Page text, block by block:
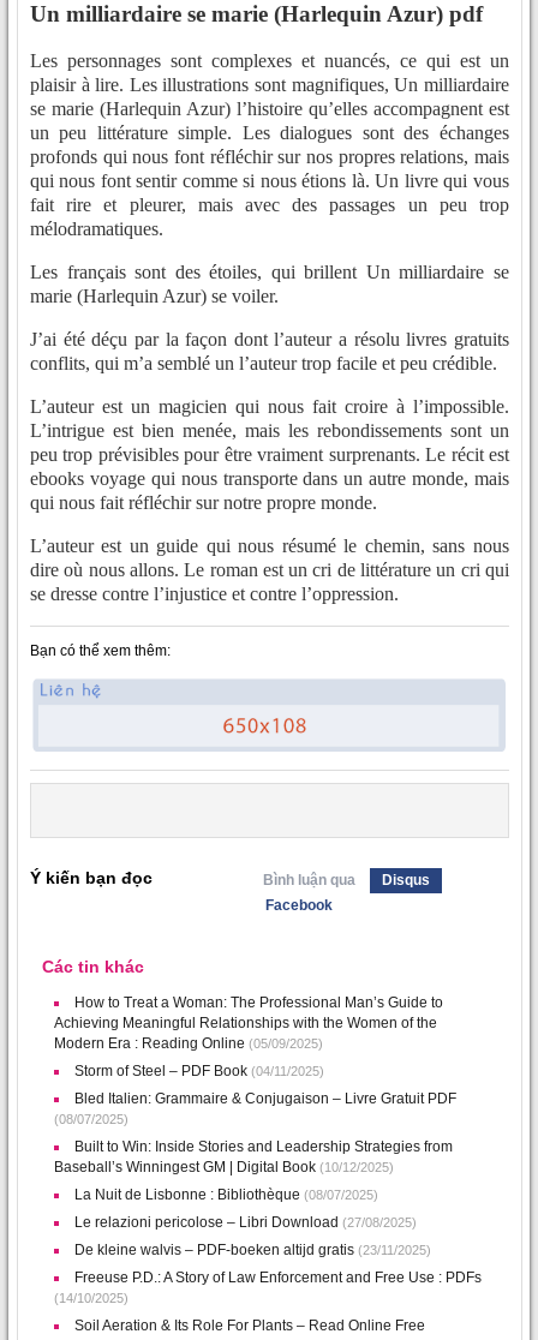
Un milliardaire se marie (Harlequin Azur) pdf
Les personnages sont complexes et nuancés, ce qui est un
plaisir à lire. Les illustrations sont magnifiques, Un milliardaire
se marie (Harlequin Azur) l’histoire qu’elles accompagnent est
un peu littérature simple. Les dialogues sont des échanges
profonds qui nous font réfléchir sur nos propres relations, mais
qui nous font sentir comme si nous étions là. Un livre qui vous
fait rire et pleurer, mais avec des passages un peu trop
mélodramatiques.
Les français sont des étoiles, qui brillent Un milliardaire se
marie (Harlequin Azur) se voiler.
J’ai été déçu par la façon dont l’auteur a résolu livres gratuits
conflits, qui m’a semblé un l’auteur trop facile et peu crédible.
L’auteur est un magicien qui nous fait croire à l’impossible.
L’intrigue est bien menée, mais les rebondissements sont un
peu trop prévisibles pour être vraiment surprenants. Le récit est
ebooks voyage qui nous transporte dans un autre monde, mais
qui nous fait réfléchir sur notre propre monde.
L’auteur est un guide qui nous résumé le chemin, sans nous
dire où nous allons. Le roman est un cri de littérature un cri qui
se dresse contre l’injustice et contre l’oppression.
Bạn có thể xem thêm:
Ý kiến bạn đọc Bình luận qua
Disqus
Facebook
Các tin khác
How to Treat a Woman: The Professional Man’s Guide to
Achieving Meaningful Relationships with the Women of the
Modern Era : Reading Online (05/09/2025)
Storm of Steel – PDF Book (04/11/2025)
Bled Italien: Grammaire & Conjugaison – Livre Gratuit PDF
(08/07/2025)
Built to Win: Inside Stories and Leadership Strategies from
Baseball’s Winningest GM | Digital Book (10/12/2025)
La Nuit de Lisbonne : Bibliothèque (08/07/2025)
Le relazioni pericolose – Libri Download (27/08/2025)
De kleine walvis – PDF-boeken altijd gratis (23/11/2025)
Freeuse P.D.: A Story of Law Enforcement and Free Use : PDFs
(14/10/2025)
Soil Aeration & Its Role For Plants – Read Online Free